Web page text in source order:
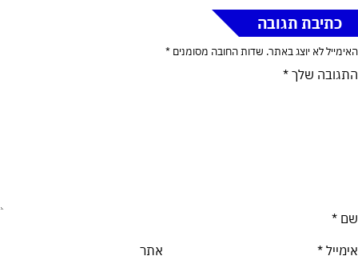
כתיבת תגובה
האימייל לא יוצג באתר. שדות החובה מסומנים *
התגובה שלך *
שם *
אימייל * אתר